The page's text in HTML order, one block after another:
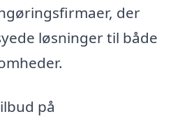
der
løsninger til både
på